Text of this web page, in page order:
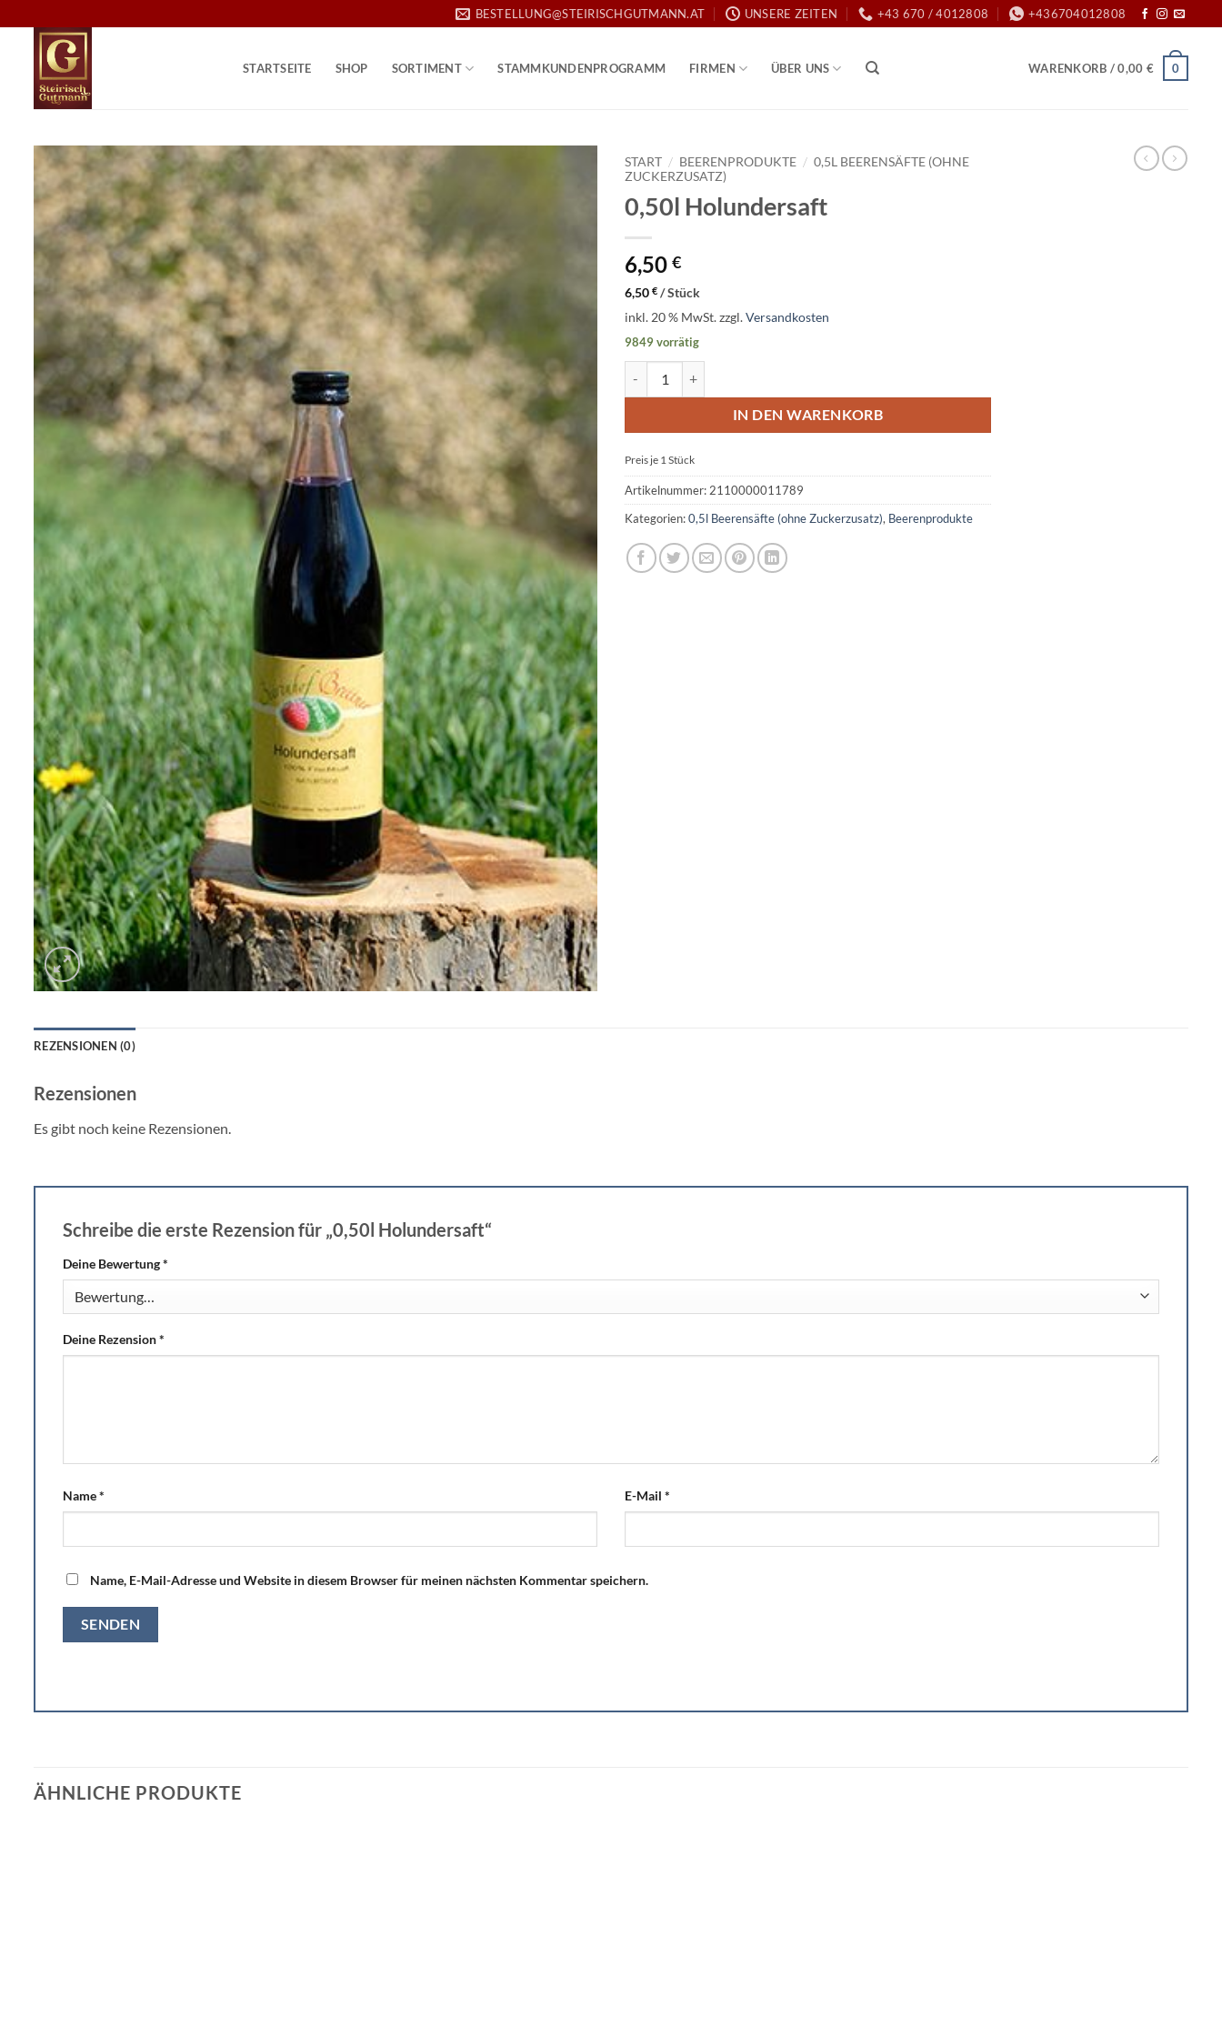
Inhalt
springen
BESTELLUNG@STEIRISCHGUTMANN.AT UNSERE ZEITEN +43 670 / 4012808 +436704012808
STARTSEITE SHOP SORTIMENT STAMMKUNDENPROGRAMM FIRMEN ÜBER UNS WARENKORB /0,00 € 0
START / BEERENPRODUKTE / 0,5L BEERENSÄFTE (OHNE
ZUCKERZUSATZ)
0,50l Holundersaft
6,50 €
6,50 € /Stück
inkl. 20 % MwSt.zzgl.Versandkosten
9849 vorrätig
IN DEN WARENKORB
Preis je 1 Stück
Artikelnummer: 2110000011789
Kategorien:0,5l Beerensäfte (ohne Zuckerzusatz), Beerenprodukte
REZENSIONEN (0)
Rezensionen
Es gibt noch keine Rezensionen.
Schreibe die erste Rezension für „0,50l Holundersaft“
Deine Bewertung*
Deine Rezension*
Name* E-Mail *
Name, E-Mail-Adresse und Website in diesem Browser für meinen nächsten Kommentar speichern.
ÄHNLICHE PRODUKTE